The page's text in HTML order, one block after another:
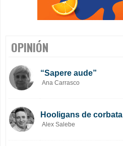
OPINIÓN
“Sapere aude”
Ana Carrasco
Hooligans de corbata
Alex Salebe